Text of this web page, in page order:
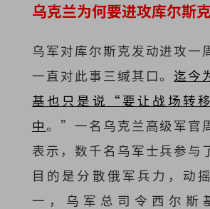
乌克兰为何要进攻库尔斯克
乌军对库尔斯克发动进攻一
一直对此事三缄其口。迄今
基也只是说“要让战场转
中。”一名乌克兰高级军官
表示，数千名乌军士兵参与
目的是分散俄军兵力，动
一，乌军总司令西尔斯